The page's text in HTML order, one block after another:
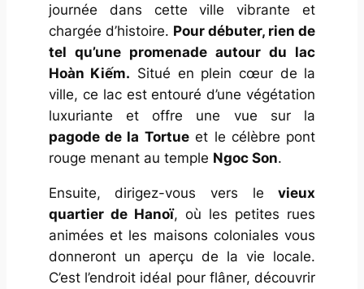
journée dans cette ville vibrante et
chargée d’histoire. Pour débuter, rien de
tel qu’une promenade autour du lac
Hoàn Kiếm. Situé en plein cœur de la
ville, ce lac est entouré d’une végétation
luxuriante et offre une vue sur la
pagode de la Tortueet le célèbre pont
rouge menant au temple Ngoc Son.
Ensuite, dirigez-vous vers levieux
quartier de Hanoï, où les petites rues
animées et les maisons coloniales vous
donneront un aperçu de la vie locale.
C’est l’endroit idéal pour flâner, découvrir